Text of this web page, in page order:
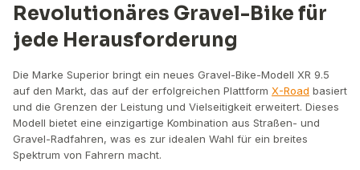
Revolutionäres Gravel-Bike für
jede Herausforderung
Die Marke Superior bringt ein neues Gravel-Bike-Modell XR 9.5
auf den Markt, das auf der erfolgreichen Plattform X-Road basiert
und die Grenzen der Leistung und Vielseitigkeit erweitert. Dieses
Modell bietet eine einzigartige Kombination aus Straßen- und
Gravel-Radfahren, was es zur idealen Wahl für ein breites
Spektrum von Fahrern macht.